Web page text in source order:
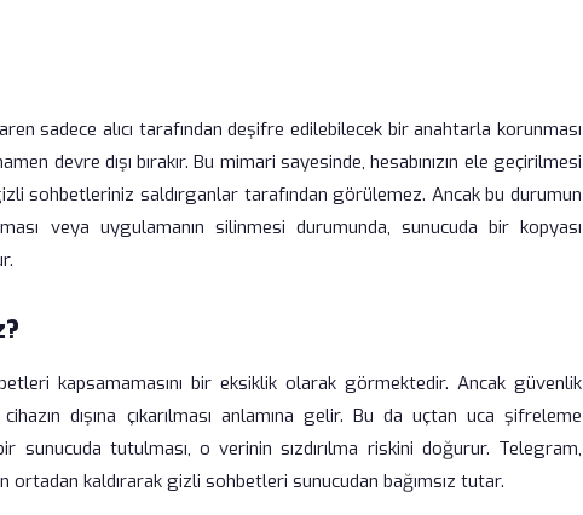
sadece alıcı tarafından deşifre edilebilecek bir anahtarla korunması
devre dışı bırakır. Bu mimari sayesinde, hesabınızın ele geçirilmesi
sohbetleriniz saldırganlar tarafından görülemez. Ancak bu durumun
veya uygulamanın silinmesi durumunda, sunucuda bir kopyası
kapsamamasını bir eksiklik olarak görmektedir. Ancak güvenlik
dışına çıkarılması anlamına gelir. Bu da uçtan uca şifreleme
sunucuda tutulması, o verinin sızdırılma riskini doğurur. Telegram,
kaldırarak gizli sohbetleri sunucudan bağımsız tutar.